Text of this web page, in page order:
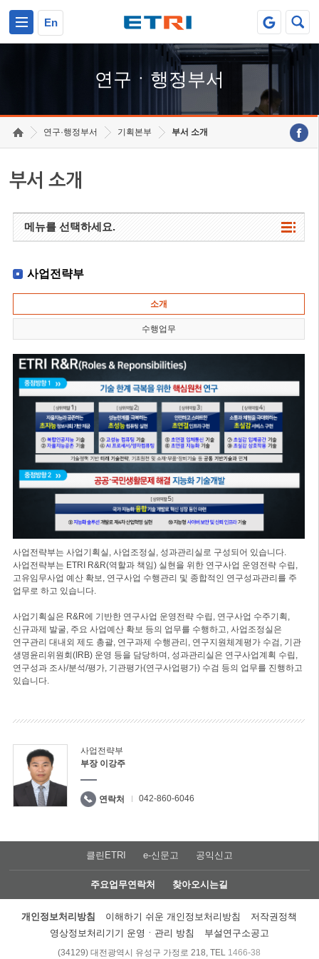
En
연구ㆍ행정부서
연구·행정부서 기획본부 부서 소개
부서 소개
메뉴를 선택하세요.
사업전략부
소개
수행업무
사업전략부는 사업기획실, 사업조정실, 성과관리실로 구성되어 있습니다.
사업전략부는 ETRI R&R(역할과 책임) 실현을 위한 연구사업 운영전략 수립,
고유임무사업 예산 확보, 연구사업 수행관리 및 종합적인 연구성과관리를 주
업무로 하고 있습니다.
사업기획실은 R&R에 기반한 연구사업 운영전략 수립, 연구사업 수주기획,
신규과제 발굴, 주요 사업예산 확보 등의 업무를 수행하고, 사업조정실은
연구관리 대내외 제도 총괄, 연구과제 수행관리, 연구지원체계평가 수검, 기관
생명윤리위원회(IRB) 운영 등을 담당하며, 성과관리실은 연구사업계획 수립,
연구성과 조사/분석/평가, 기관평가(연구사업평가) 수검 등의 업무를 진행하고
있습니다.
사업전략부
부장 이강주
연락처 042-860-6046
클린ETRI e-신문고 공익신고
주요업무연락처 찾아오시는길
개인정보처리방침 이해하기 쉬운 개인정보처리방침
저작권정책
영상정보처리기기 운영ㆍ관리 방침
부설연구소공고
(34129) 대전광역시 유성구 가정로 218, TEL 1466-38